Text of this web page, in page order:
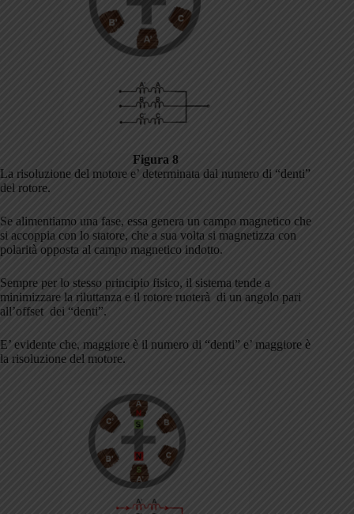
Figura 8
La risoluzione del motore e’ determinata dal numero di “denti”
del rotore.
Se alimentiamo una fase, essa genera un campo magnetico che
si accoppia con lo statore, che a sua volta si magnetizza con
polarità opposta al campo magnetico indotto.
Sempre per lo stesso principio fisico, il sistema tende a
minimizzare la riluttanza e il rotore ruoterà di un angolo pari
all’offset dei “denti”.
E’ evidente che, maggiore è il numero di “denti” e’ maggiore è
la risoluzione del motore.